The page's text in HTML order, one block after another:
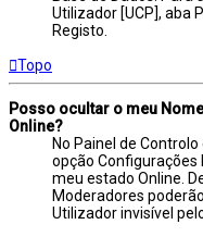
Utilizador [UCP], aba
Registo.
Topo
Posso ocultar o meu
Online?
No Painel de
opção Configurações
meu estado Online.
Moderadores
Utilizador invisível